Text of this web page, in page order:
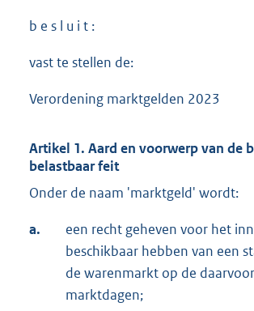
b e s l u i t :
vast te stellen de:
Verordening marktgelden 2023
Artikel 1. Aard en voorwerp van de
belastbaar feit
Onder de naam 'marktgeld' wordt:
a.
een recht geheven voor het
beschikbaar hebben van een
de warenmarkt op de
marktdagen;